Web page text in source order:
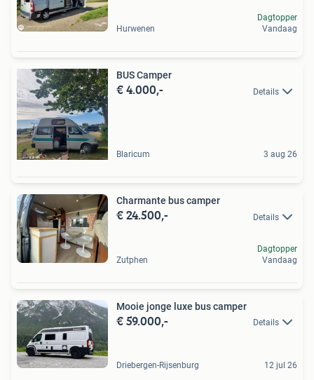
Hurwenen
Dagtopper
Vandaag
BUS Camper
€ 4.000,- Details
Blaricum 3 aug 26
Charmante bus camper
€ 24.500,- Details
Zutphen
Dagtopper
Vandaag
Mooie jonge luxe bus camper
€ 59.000,- Details
Driebergen-Rijsenburg 12 jul 26